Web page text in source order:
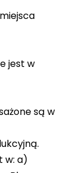
jest w
są w
w: a)